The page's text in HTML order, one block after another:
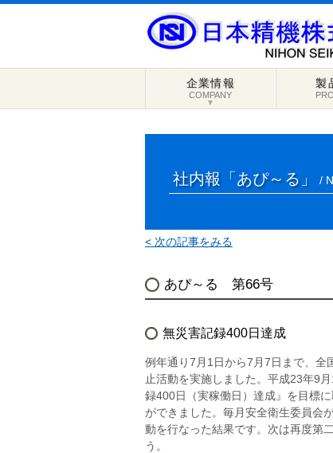
▼
企業情報
COMPANY
製
社内報「あぴ～る」 /
< 次の記事をみる
あぴ～る 第66号
無災害記録400日達成
例年通り7月1日から7月7日まで、全
止活動を実施しました。平成23年9
録400日（実稼働日）達成』を目標
ができました。毎月安全衛生委員会
動を行なった結果です。次は再度第
う。